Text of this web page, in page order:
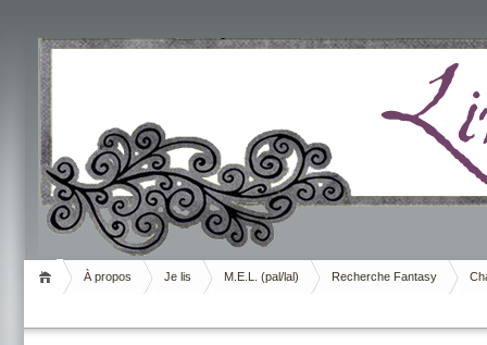
Livrement
À propos Je lis M.E.L. (pal/lal) Recherche Fantasy